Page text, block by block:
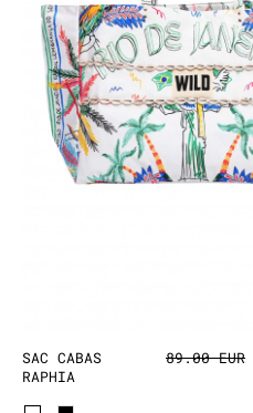
SAC CABAS
RAPHIA
89.00 EUR